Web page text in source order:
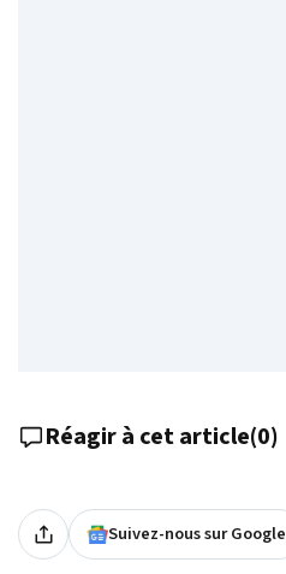
Réagir à cet article(0)
Suivez-nous sur Google